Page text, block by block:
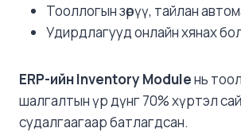
Тооллогын зөрүү, тайлан
Удирдлагууд онлайн хянах
ERP-ийн Inventory Moduleнь
шалгалтын үр дүнг 70% хүртэл
судалгаагаар батлагдсан.